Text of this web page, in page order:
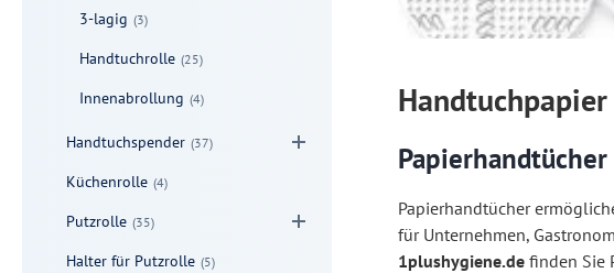
3-lagig (3)
Handtuchrolle (25)
Innenabrollung (4)
Handtuchspender (37)
Küchenrolle (4)
Putzrolle (35)
Halter für Putzrolle (5)
Papierhandtücher
für Unternehmen,
1plushygiene.de finden Sie